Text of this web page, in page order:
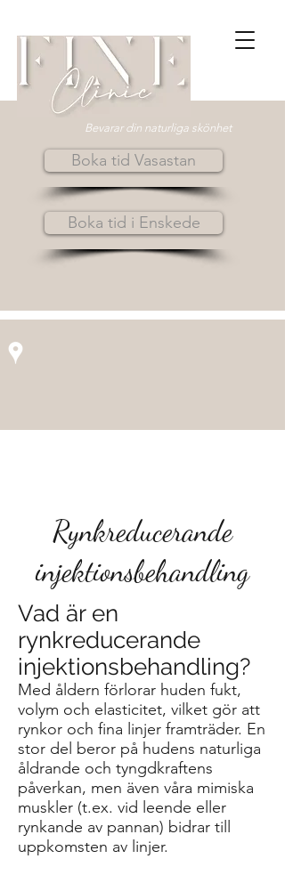
Bevarar din naturliga skönhet
Boka tid Vasastan
Boka tid i Enskede
Rynkreducerande
injektionsbehandling
Vad är en
rynkreducerande
injektionsbehandling?
Med åldern förlorar huden fukt,
volym och elasticitet, vilket gör att
rynkor och fina linjer framträder. En
stor del beror på hudens naturliga
åldrande och tyngdkraftens
påverkan, men även våra mimiska
muskler (t.ex. vid leende eller
rynkande av pannan) bidrar till
uppkomsten av linjer.